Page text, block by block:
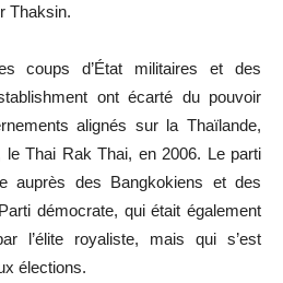
Thaksin.
coups d’État militaires et des
ont écarté du pouvoir
alignés sur la Thaïlande,
Thai Rak Thai, en 2006. Le parti
auprès des Bangkokiens et des
démocrate, qui était également
l’élite royaliste, mais qui s’est
élections.